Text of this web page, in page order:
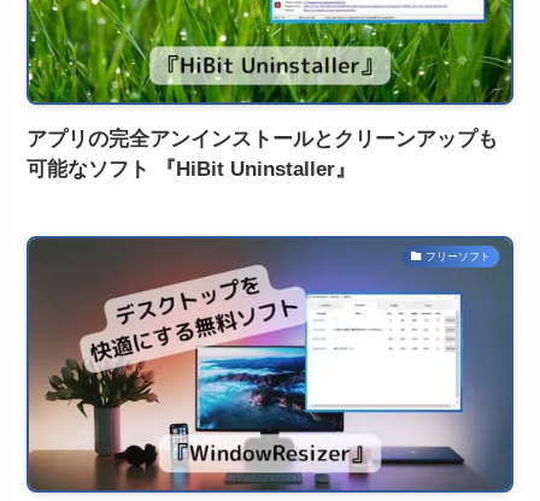
アプリの完全アンインストールとクリーンアップも
可能なソフト 『HiBit Uninstaller』
フリーソフト